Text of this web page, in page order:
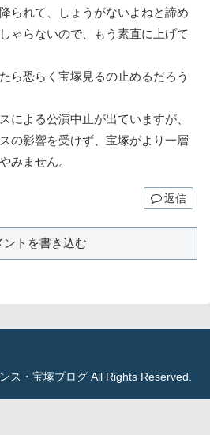
られて、しょうがないよねと諦め
ゃらないので、もう素直に上げて
ら恐らく宝塚見るの止めるだろう
による公演中止が出ていますが、
の影響を受けず、宝塚がより一層
みません。
返信
ントを書き込む
ス・宝塚ブログ All Rights Reserved.